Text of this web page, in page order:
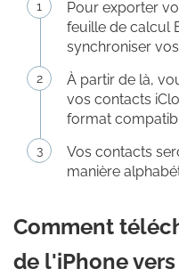
Pour exporter
feuille de calcul
synchroniser
À partir de là,
vos contacts
format
Vos contacts
manière
Comment
de l'iPhone vers